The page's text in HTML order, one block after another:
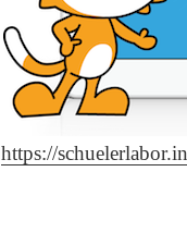
https://